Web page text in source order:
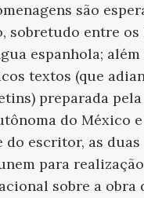
são
sobretudo entre
espanhola; além
textos (que
preparada pela
do México
do escritor, as duas
para
sobre a obra